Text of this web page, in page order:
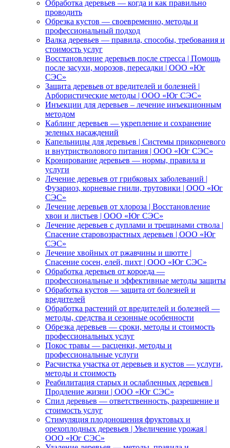
Обработка деревьев — когда и как правильно
проводить
Обрезка кустов — своевременно, методы и
профессиональный подход
Валка деревьев — правила, способы, требования и
стоимость услуг
Восстановление деревьев после стресса | Помощь
после засухи, морозов, пересадки | ООО «Юг
СЭС»
Защита деревьев от вредителей и болезней |
Арбористические методы | ООО «Юг СЭС»
Инъекции для деревьев – лечение инъекционным
методом
Каблинг деревьев — укрепление и сохранение
зеленых насаждений
Капельницы для деревьев | Системы прикорневого
и внутристволового питания | ООО «Юг СЭС»
Кронирование деревьев — нормы, правила и
услуги
Лечение деревьев от грибковых заболеваний |
Фузариоз, корневые гнили, трутовики | ООО «Юг
СЭС»
Лечение деревьев от хлороза | Восстановление
хвои и листьев | ООО «Юг СЭС»
Лечение деревьев с дуплами и трещинами ствола |
Спасение старовозрастных деревьев | ООО «Юг
СЭС»
Лечение хвойных от ржавчины и шютте |
Спасение сосен, елей, пихт | ООО «Юг СЭС»
Обработка деревьев от короеда —
профессиональные и эффективные методы защиты
Обработка кустов — защита от болезней и
вредителей
Обработка растений от вредителей и болезней —
методы, средства и сезонные особенности
Обрезка деревьев — сроки, методы и стоимость
профессиональных услуг
Покос травы — расценки, методы и
профессиональные услуги
Расчистка участка от деревьев и кустов — услуги,
методы и стоимость
Реабилитация старых и ослабленных деревьев |
Продление жизни | ООО «Юг СЭС»
Спил деревьев — ответственность, разрешение и
стоимость услуг
Стимуляция плодоношения фруктовых и
орехоплодных деревьев | Увеличение урожая |
ООО «Юг СЭС»